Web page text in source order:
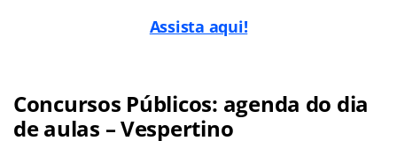
Assista aqui!
Concursos Públicos: agenda do dia
de aulas – Vespertino